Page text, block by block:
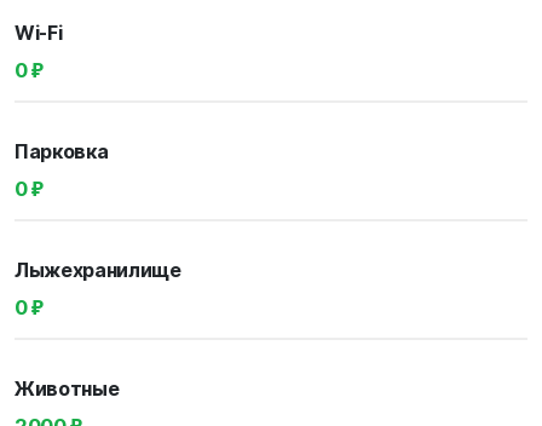
Wi-Fi
0 ₽
Парковка
0 ₽
Лыжехранилище
0 ₽
Животные